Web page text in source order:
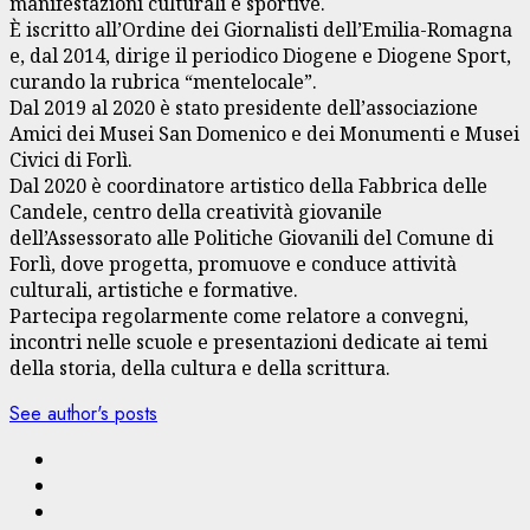
È iscritto all’Ordine dei Giornalisti dell’Emilia-Romagna
e, dal 2014, dirige il periodico Diogene e Diogene Sport,
curando la rubrica “mentelocale”.
Dal 2019 al 2020 è stato presidente dell’associazione
Amici dei Musei San Domenico e dei Monumenti e Musei
Civici di Forlì.
Dal 2020 è coordinatore artistico della Fabbrica delle
Candele, centro della creatività giovanile
dell’Assessorato alle Politiche Giovanili del Comune di
Forlì, dove progetta, promuove e conduce attività
culturali, artistiche e formative.
Partecipa regolarmente come relatore a convegni,
incontri nelle scuole e presentazioni dedicate ai temi
della storia, della cultura e della scrittura.
See author's posts